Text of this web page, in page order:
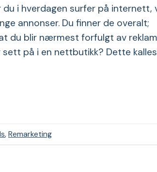
du i hverdagen surfer på internett,
annonser. Du finner de overalt;
du blir nærmest forfulgt av
på i en nettbutikk? Dette kalles
,Remarketing